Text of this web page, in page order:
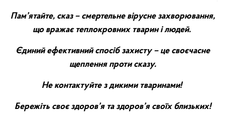
Пам’ятайте, сказ – смертельне вірусне захворювання,
що вражає теплокровних тварин і людей.
Єдиний ефективний спосіб захисту – це своєчасне
щеплення проти сказу.
Не контактуйте з дикими тваринами!
Бережіть своє здоров’я та здоров’я своїх близьких!